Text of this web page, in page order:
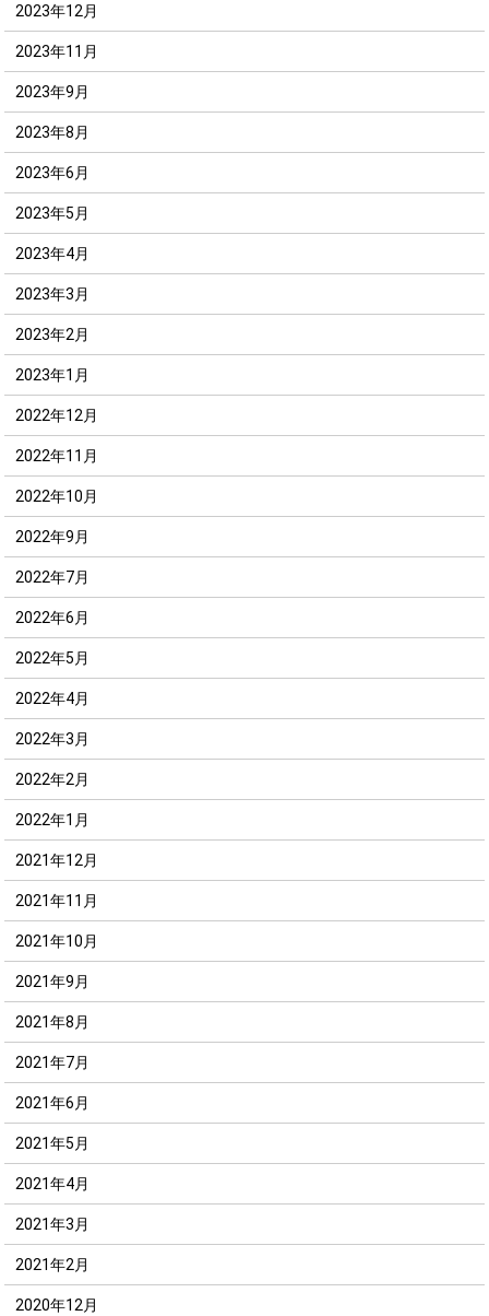
2023年12月
2023年11月
2023年9月
2023年8月
2023年6月
2023年5月
2023年4月
2023年3月
2023年2月
2023年1月
2022年12月
2022年11月
2022年10月
2022年9月
2022年7月
2022年6月
2022年5月
2022年4月
2022年3月
2022年2月
2022年1月
2021年12月
2021年11月
2021年10月
2021年9月
2021年8月
2021年7月
2021年6月
2021年5月
2021年4月
2021年3月
2021年2月
2020年12月